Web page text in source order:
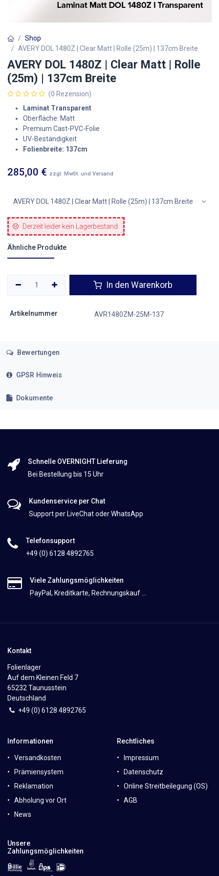
Shop
AVERY DOL 1480Z | Clear Matt | Rolle (25m) | 137cm Breite
AVERY DOL 1480Z | Clear Matt | Rolle
(25m) | 137cm Breite
(0 Rezension)
Laminat Transparent
Oberfläche: Matt
Premium Cast-PVC-Folie
UV-Beständigkeit
Folienbreite: 137cm
285,00 € zzgl. MwSt. und Versand
AVERY DOL 1480Z | Clear Matt | Rolle (25m) | 137cm Breite
Derzeit leider kein Lagerbestand.
Ähnliche Produkte
In den Warenkorb
Artikelnummer AVR1480ZM-25M-137
Bewertungen
GPSR Hinweis
Dokumente
Schnelle OVERNIGHT Lieferung
Bei Bestellung bis 15 Uhr
Kundenservice per Chat
Support per LiveChat oder WhatsApp
Telefonsupport
+49 (0) 6128 4892765
Viele Zahlungsmöglichkeiten
PayPal, Kreditkarte, Rechnungskauf ...
Kontakt
Folienlager
Auf dem Kleinen Feld 7
65232 Taunusstein
Deutschland
+49 (0) 6128 4892765
Informationen
Versandkosten
Prämiensystem
Reklamation
Abholung vor Ort
News
Rechtliches
Impressum
Datenschutz
Online Streitbeilegung (OS)
AGB
Unsere
Zahlungsmöglichkeiten